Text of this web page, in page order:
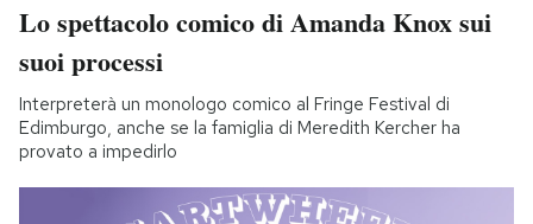
Lo spettacolo comico di Amanda Knox sui
suoi processi
Interpreterà un monologo comico al Fringe Festival di
Edimburgo, anche se la famiglia di Meredith Kercher ha
provato a impedirlo